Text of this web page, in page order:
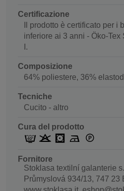
Certificazione
Il prodotto è certificato per i
inferiore ai 3 anni - Öko-
I.
Composizione
64% poliestere, 36%
Tecniche
Cucito - altro
Cura del prodotto
Fornitore
Stoklasa textilní galanterie
Průmyslová 934/13, 747 23